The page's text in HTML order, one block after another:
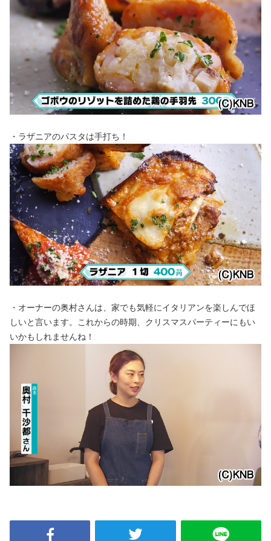
・ラザニアのパスタは手打ち！
・オーナーの奥村さんは、家でも気軽にイタリアンを楽しんでほ
しいと言います。これからの時期、クリスマスパーティーにもい
いかもしれませんね！